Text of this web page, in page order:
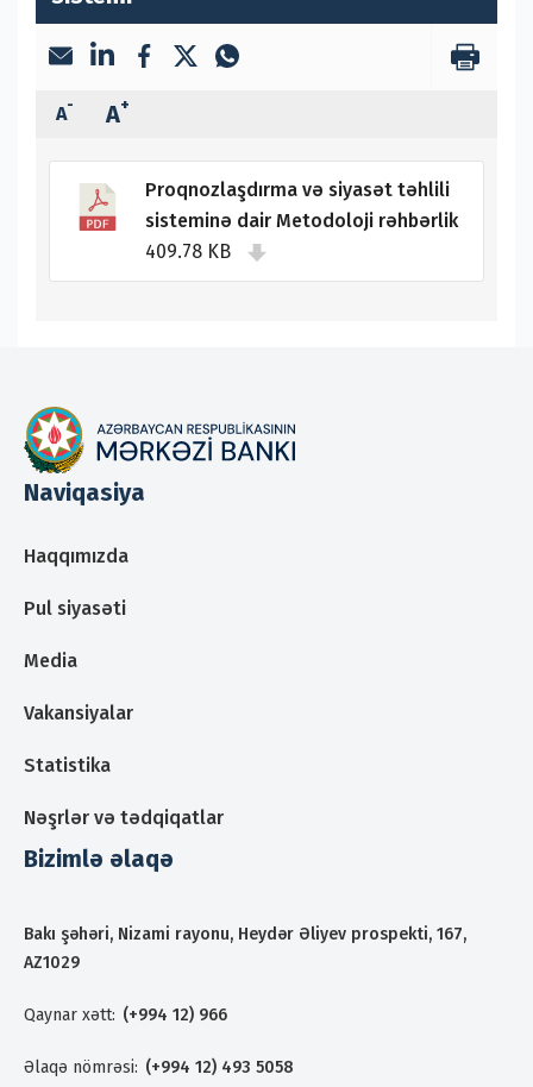
A- A+
Proqnozlaşdırma və siyasət təhlili
sisteminə dair Metodoloji rəhbərlik
409.78 KB
Naviqasiya
Haqqımızda
Pul siyasəti
Media
Vakansiyalar
Statistika
Nəşrlər və tədqiqatlar
Bizimlə əlaqə
Bakı şəhəri, Nizami rayonu, Heydər Əliyev prospekti, 167,
AZ1029
Qaynar xətt: (+994 12) 966
Əlaqə nömrəsi: (+994 12) 493 5058